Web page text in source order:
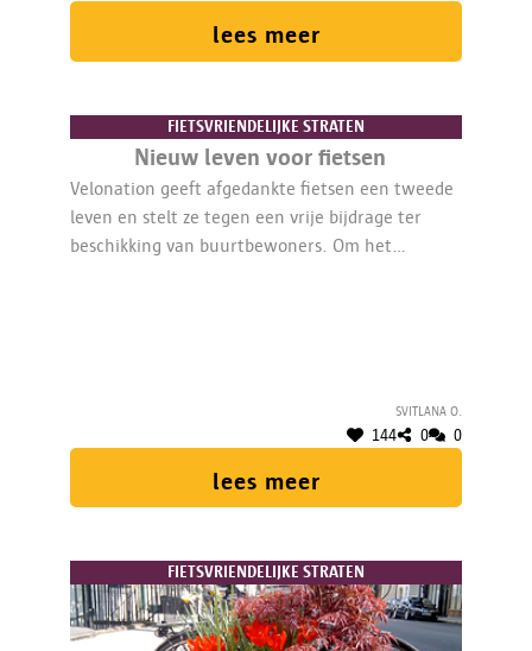
lees meer
FIETSVRIENDELIJKE STRATEN
Nieuw leven voor fietsen
Velonation geeft afgedankte fietsen een tweede
leven en stelt ze tegen een vrije bijdrage ter
beschikking van buurtbewoners. Om het
Svitlana O.
144 0 0
lees meer
FIETSVRIENDELIJKE STRATEN